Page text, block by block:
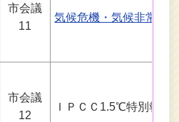
市会議
11
気候危機・気候非常事
市会議
12
ＩＰＣＣ1.5℃特別報告